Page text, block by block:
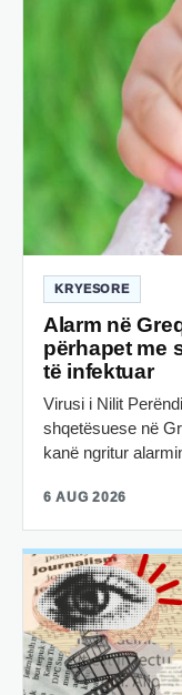
KRYESORE
Alarm në
përhapet me
të infektuar
Virusi i Nilit
shqetësuese në
kanë ngritur
6 AUG 2026